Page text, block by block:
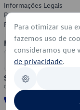
Informações Legais
Política de Privacidade
Política de Cookies
Formas de
Segurança
Para otimizar sua
fazemos uso de
consideramos que
de privacidade.